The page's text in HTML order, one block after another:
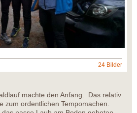
24 Bilder
machte den Anfang. Das relativ
zum ordentlichen Tempomachen.